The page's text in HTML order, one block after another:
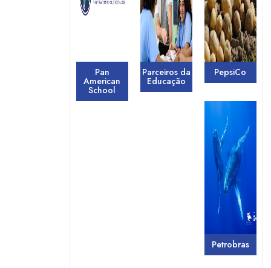
Pan
American
School
Parceiros da
Educação
PepsiCo
Petrobras